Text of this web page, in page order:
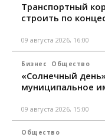
Транспортный
строить по
09 августа 2026, 16:00
Бизнес Общество
«Солнечный
муниципальное
09 августа 2026, 15:00
Общество